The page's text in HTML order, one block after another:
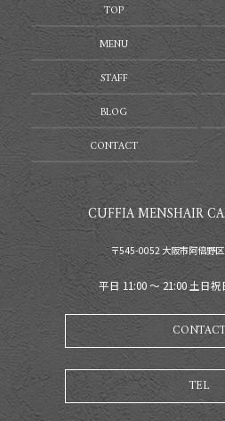
TOP
MENU
STAFF
BLOG
CONTACT
CUFFIA MENSHAIR
〒545-0052 大阪市阿倍野
平日 11:00 〜 21:00 土日祝
CONTACT
TEL